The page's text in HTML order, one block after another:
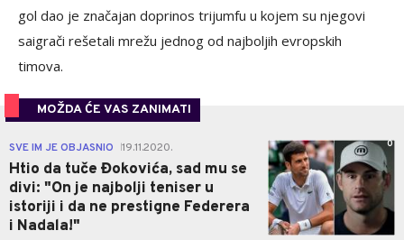
gol dao je značajan doprinos trijumfu u kojem su njegovi
saigrači rešetali mrežu jednog od najboljih evropskih
timova.
MOŽDA ĆE VAS ZANIMATI
SVE IM JE OBJASNIO 19.11.2020.
Htio da tuče Đokovića, sad mu se
divi: "On je najbolji teniser u
istoriji i da ne prestigne Federera
i Nadala!"
0